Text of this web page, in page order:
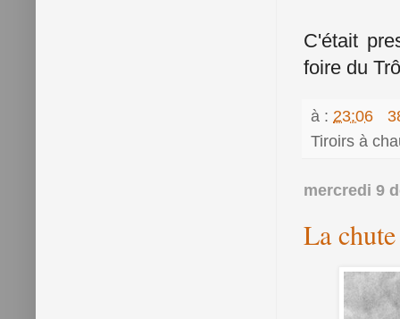
C'était
foire du
à : 23:06
Tiroirs à
mercredi 9
La